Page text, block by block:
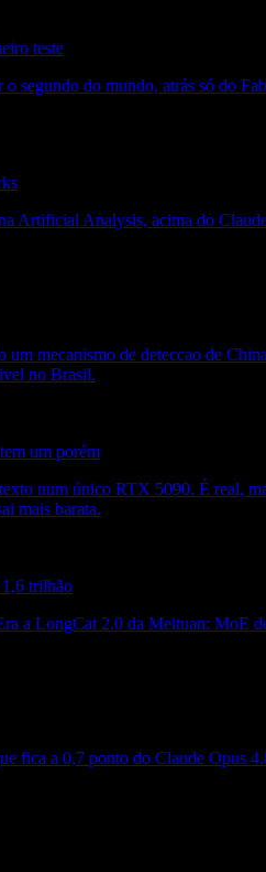
teste
do mundo, atrás só do
Artificial Analysis, acima do
mecanismo de deteccao de
no Brasil.
um porém
num único RTX 5090. É real,
mais barata.
trilhão
a LongCat 2.0 da Meituan:
a 0,7 ponto do Claude Opus